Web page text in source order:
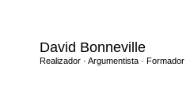
David Bonneville
Realizador · Argumentista · Formador